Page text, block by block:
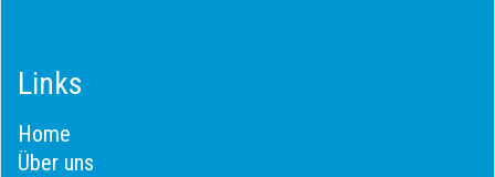
Links
Home
Über uns